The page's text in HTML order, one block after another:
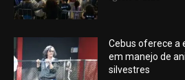
Cebus oferece a
em manejo de
silvestres